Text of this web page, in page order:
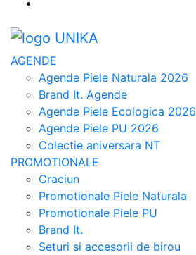
AGENDE
Agende Piele Naturala 2026
Brand It. Agende
Agende Piele Ecologica 2026
Agende Piele PU 2026
Colectie aniversara NT
PROMOTIONALE
Craciun
Promotionale Piele Naturala
Promotionale Piele PU
Brand It.
Seturi si accesorii de birou